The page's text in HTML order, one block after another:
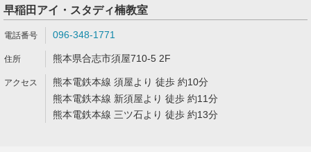
早稲田アイ・スタディ楠教室
096-348-1771
熊本県合志市須屋710-5 2F
熊本電鉄本線 須屋より 徒歩 約10分
熊本電鉄本線 新須屋より 徒歩 約11分
熊本電鉄本線 三ツ石より 徒歩 約13分